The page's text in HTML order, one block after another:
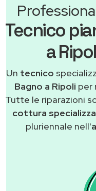
Tecnico
a
Un tecnico
Bagno a Ripoli per
Tutte le riparazioni
cottura
pluriennale nell'